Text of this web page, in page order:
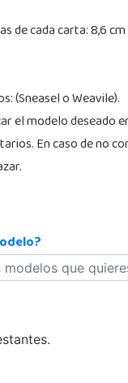
de cada carta: 8,6
(Sneasel o Weavile).
el modelo deseado
En caso de no